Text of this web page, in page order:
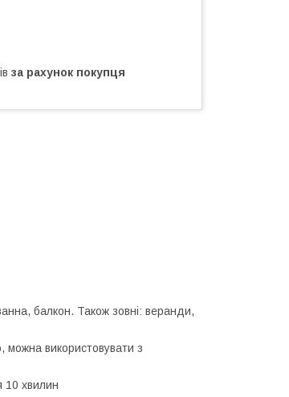
за рахунок покупця
балкон. Також зовні: веранди,
можна використовувати з
10 хвилин